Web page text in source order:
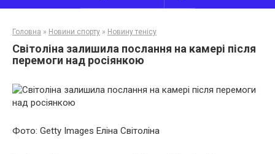
Головна » Новини спорту » Новину тенісу
Світоліна залишила послання на камері після
перемоги над росіянкою
Фото: Getty Images Еліна Світоліна